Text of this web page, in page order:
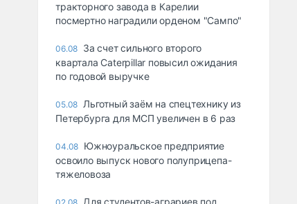
тракторного завода в Карелии
посмертно наградили орденом "Сампо"
06.08 За счет сильного второго
квартала Caterpillar повысил ожидания
по годовой выручке
05.08 Льготный заём на спецтехнику из
Петербурга для МСП увеличен в 6 раз
04.08 Южноуральское предприятие
освоило выпуск нового полуприцепа-
тяжеловоза